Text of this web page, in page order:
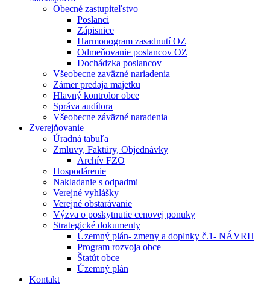
Obecné zastupiteľstvo
Poslanci
Zápisnice
Harmonogram zasadnutí OZ
Odmeňovanie poslancov OZ
Dochádzka poslancov
Všeobecne zaväzné nariadenia
Zámer predaja majetku
Hlavný kontrolor obce
Správa audítora
Všeobecne záväzné naradenia
Zverejňovanie
Úradná tabuľa
Zmluvy, Faktúry, Objednávky
Archív FZO
Hospodárenie
Nakladanie s odpadmi
Verejné vyhlášky
Verejné obstarávanie
Výzva o poskytnutie cenovej ponuky
Strategické dokumenty
Územný plán- zmeny a doplnky č.1- NÁVRH
Program rozvoja obce
Štatút obce
Územný plán
Kontakt